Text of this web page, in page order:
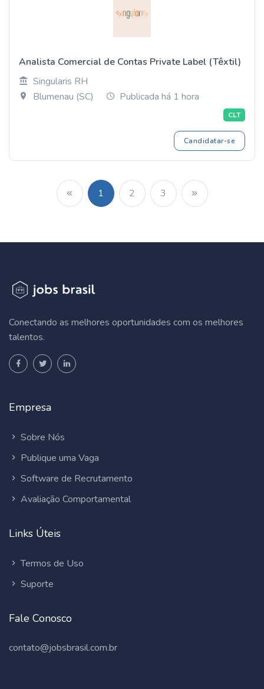
Analista Comercial de Contas Private Label (Têxtil)
Singularis RH
Blumenau (SC)
Publicada há 1 hora
CLT
Candidatar-se
1 2 3
Conectando as melhores oportunidades com os melhores
talentos.
Empresa
Sobre Nós
Publique uma Vaga
Software de Recrutamento
Avaliação Comportamental
Links Úteis
Termos de Uso
Suporte
Fale Conosco
contato@jobsbrasil.com.br